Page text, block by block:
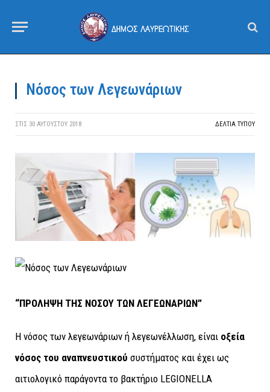
Νόσος των Λεγεωνάριων
ΣΤΙΣ 30 ΑΥΓΟΎΣΤΟΥ 2018 ΔΕΛΤΙΑ ΤΥΠΟΥ
“ΠΡΟΛΗΨΗ ΤΗΣ ΝΟΣΟΥ ΤΩΝ ΛΕΓΕΩΝΑΡΙΩΝ”
Η νόσος των λεγεωνάριων ή λεγεωνέλλωση, είναι οξεία
νόσος του αναπνευστικού συστήματος και έχει ως
αιτιολογικό παράγοντα το βακτήριο LEGIONELLA